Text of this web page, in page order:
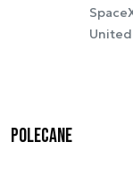
Polecane